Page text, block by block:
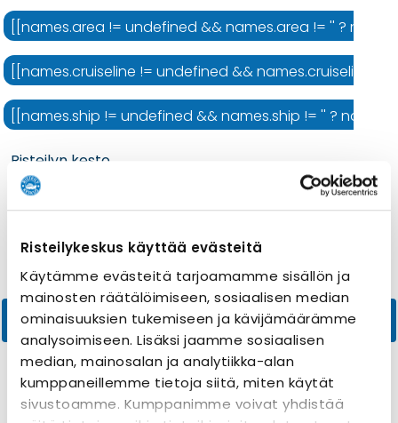
Risteilykeskus käyttää evästeitä
Käytämme evästeitä tarjoamamme sisällön ja
mainosten räätälöimiseen, sosiaalisen median
ominaisuuksien tukemiseen ja kävijämäärämme
analysoimiseen. Lisäksi jaamme sosiaalisen
median, mainosalan ja analytiikka-alan
kumppaneillemme tietoja siitä, miten käytät
sivustoamme. Kumppanimme voivat yhdistää
[[names.area != undefined && names.area != '' ?
[[names.cruiseline != undefined && names.cruiseline
[[names.ship != undefined && names.ship != '' ?
Risteilyn kesto